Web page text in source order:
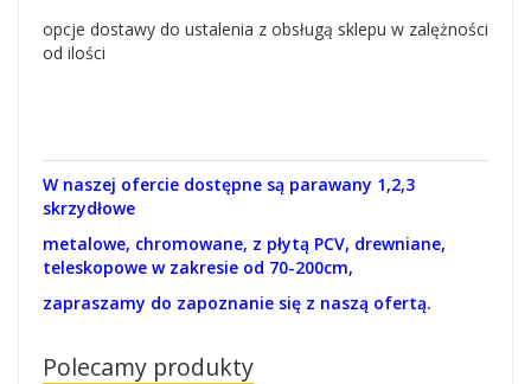
opcje dostawy do ustalenia z obsługą sklepu w zalężności
od ilości
W naszej ofercie dostępne są parawany 1,2,3
skrzydłowe
metalowe, chromowane, z płytą PCV, drewniane,
teleskopowe w zakresie od 70-200cm,
zapraszamy do zapoznanie się z naszą ofertą.
Polecamy produkty